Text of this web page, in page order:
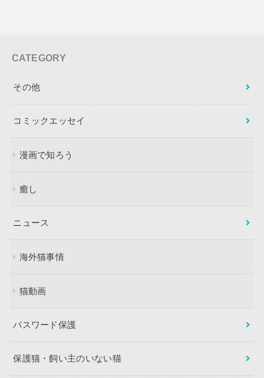
CATEGORY
その他
コミックエッセイ
漫画で知ろう
癒し
ニュース
海外猫事情
猫動画
パスワード保護
保護猫・飼い主のいない猫